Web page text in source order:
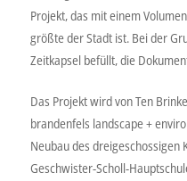
Projekt, das mit einem
größte der Stadt ist. Bei der
Zeitkapsel befüllt, die
Das Projekt wird von Ten
brandenfels landscape +
Neubau des dreigeschossigen
Geschwister-Scholl-